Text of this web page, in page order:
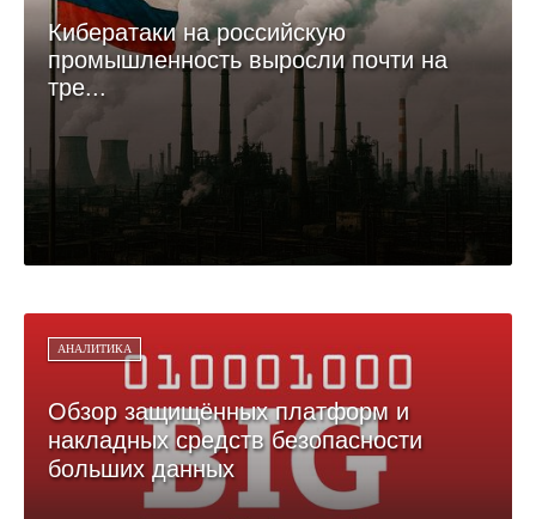
Кибератаки на российскую
промышленность выросли почти на
тре...
АНАЛИТИКА
Обзор защищённых платформ и
накладных средств безопасности
больших данных